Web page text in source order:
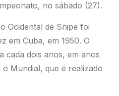
no sábado (27).
Ocidental de Snipe foi
em Cuba, em 1950. O
cada dois anos, em anos
Mundial, que é realizado